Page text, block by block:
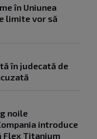
în Uniunea
limite vor să
în judecată de
noile
introduce
Flex Titanium